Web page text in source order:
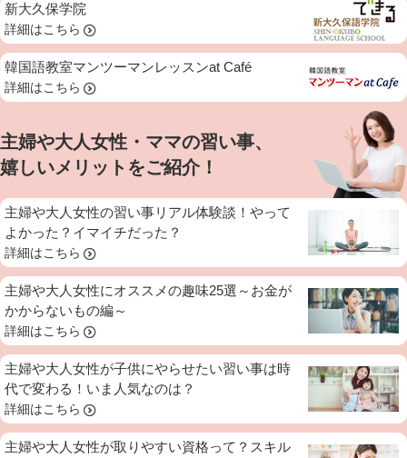
新大久保学院
詳細はこちら
韓国語教室マンツーマンレッスンat Café
詳細はこちら
主婦や大人女性・ママの習い事、
嬉しいメリットをご紹介！
主婦や大人女性の習い事リアル体験談！やって
よかった？イマイチだった？
詳細はこちら
主婦や大人女性にオススメの趣味25選～お金が
かからないもの編～
詳細はこちら
主婦や大人女性が子供にやらせたい習い事は時
代で変わる！いま人気なのは？
詳細はこちら
主婦や大人女性が取りやすい資格って？スキル